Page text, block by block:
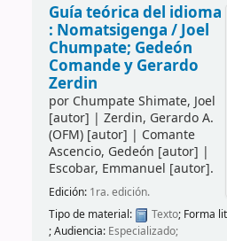
Guía teórica del idioma
: Nomatsigenga /Joel
Chumpate; Gedeón
Comande y Gerardo
Zerdin
por Chumpate Shimate, Joel
[autor] | Zerdin, Gerardo A.
(OFM)[autor] | Comante
Ascencio, Gedeón [autor] |
Escobar, Emmanuel [autor].
Edición: 1ra. edición.
Tipo de material:
Texto; Forma
; Audiencia: Especializado;